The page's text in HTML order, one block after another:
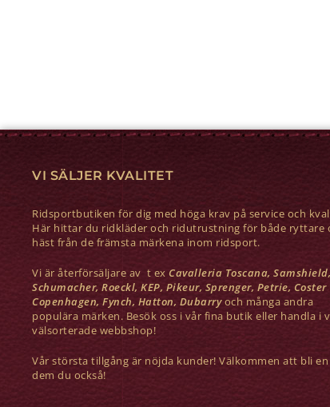
VI SÄLJER KVALITET
Ridsportbutiken för dig med höga krav på service och
Här hittar du ridkläder och ridutrustning för både ryttare
häst från de främsta märkena inom ridsport.
Vi är återförsäljare av t ex Cavalleria Toscana,
Schumacher, Roeckl, KEP, Pikeur, Sprenger, Petrie, Coster
Copenhagen, Fynch, Hatton, Dubarryoch många andra
populära märken. Besök oss i vår fina butik eller handla i
välsorterade webbshop!
Vår största tillgång är nöjda kunder! Välkommen att bli en
dem du också!